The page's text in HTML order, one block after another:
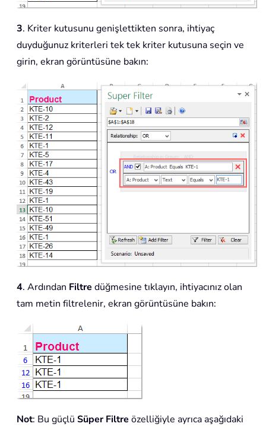
3. Kriter kutusunu genişlettikten sonra, ihtiyaç
duyduğunuz kriterleri tek tek kriter kutusuna seçin ve
girin, ekran görüntüsüne bakın:
4. Ardından Filtre düğmesine tıklayın, ihtiyacınız olan
tam metin filtrelenir, ekran görüntüsüne bakın:
Not: Bu güçlü Süper Filtre özelliğiyle ayrıca aşağıdaki